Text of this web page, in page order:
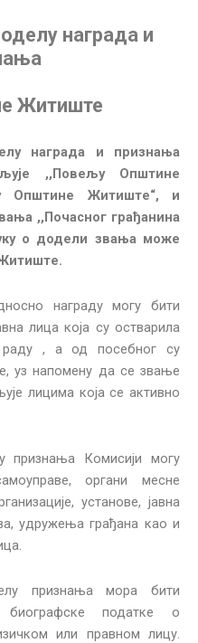
награда и
Житиште
награда и признања
,,Повељу Општине
Општине Житиште“, и
,,Почасног грађанина
о додели звања може
награду могу бити
лица која су остварила
раду , а од посебног су
уз напомену да се звање
лицима која се активно
признања Комисији могу
органи месне
установе, јавна
удружења грађана као и
признања мора бити
податке о
или правном лицу.